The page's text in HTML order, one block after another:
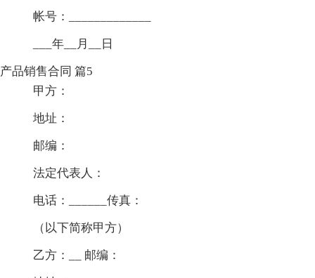
帐号：_____________
___年__月__日
产品销售合同 篇5
甲方：
地址：
邮编：
法定代表人：
电话：______传真：
（以下简称甲方）
乙方：__ 邮编：